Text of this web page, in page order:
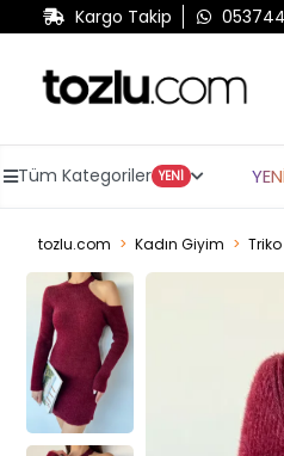
Kargo Takip
Tüm Kategoriler YENİ
tozlu.com Kadın Giyim